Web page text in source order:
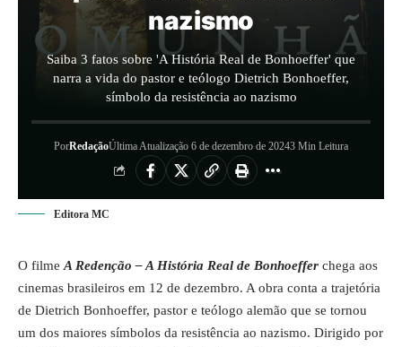
nazismo
Saiba 3 fatos sobre 'A História Real de Bonhoeffer' que
narra a vida do pastor e teólogo Dietrich Bonhoeffer,
símbolo da resistência ao nazismo
PorRedaçãoÚltima Atualização 6 de dezembro de 20243 Min Leitura
Editora MC
O filme A Redenção – A História Real de Bonhoeffer chega aos
cinemas brasileiros em 12 de dezembro. A obra conta a trajetória
de Dietrich Bonhoeffer, pastor e teólogo alemão que se tornou
um dos maiores símbolos da resistência ao nazismo. Dirigido por